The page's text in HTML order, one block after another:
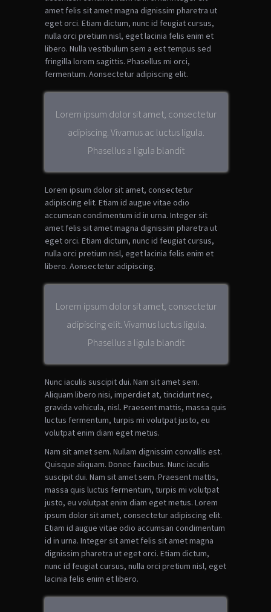
amet felis sit amet magna dignissim pharetra ut
eget orci. Etiam dictum, nunc id feugiat cursus,
nulla orci pretium nisl, eget lacinia felis enim et
libero. Nulla vestibulum sem a est tempus sed
fringilla lorem sagittis. Phasellus mi orci,
fermentum.
Lorem ipsum dolor sit amet, consectetur
adipiscing. Vivamus ac luctus ligula.
Phasellus a ligula blandit
Aonsectetur adipiscing elit.
Lorem ipsum dolor sit amet, consectetur
adipiscing elit. Etiam id augue vitae odio
accumsan condimentum id in urna. Integer sit
amet felis sit amet magna dignissim pharetra ut
eget orci. Etiam dictum, nunc id feugiat cursus,
nulla orci pretium nisl, eget lacinia felis enim et
libero.
Lorem ipsum dolor sit amet, consectetur
adipiscing elit. Vivamus luctus ligula.
Phasellus a ligula blandit
Aonsectetur adipiscing.
Nunc iaculis suscipit dui. Nam sit amet sem.
Aliquam libero nisi, imperdiet at, tincidunt nec,
gravida vehicula, nisl. Praesent mattis, massa quis
luctus fermentum, turpis mi volutpat justo, eu
volutpat enim diam eget metus.
Nam sit amet sem. Nullam dignissim convallis est.
Quisque aliquam. Donec faucibus. Nunc iaculis
suscipit dui. Nam sit amet sem. Praesent mattis,
massa quis luctus fermentum, turpis mi volutpat
justo, eu volutpat enim diam eget metus. Lorem
ipsum dolor sit amet, consectetur adipiscing elit.
Etiam id augue vitae odio accumsan condimentum
id in urna. Integer sit amet felis sit amet magna
dignissim pharetra ut eget orci. Etiam dictum,
nunc id feugiat cursus, nulla orci pretium nisl, eget
lacinia felis enim et libero.